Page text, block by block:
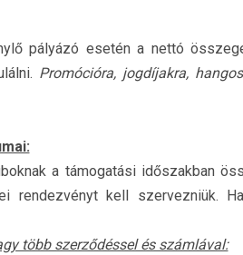
pályázó esetén a nettó
Promócióra, jogdíjakra,
a támogatási időszakban
rendezvényt kell szervezniük.
több szerződéssel és számlával: